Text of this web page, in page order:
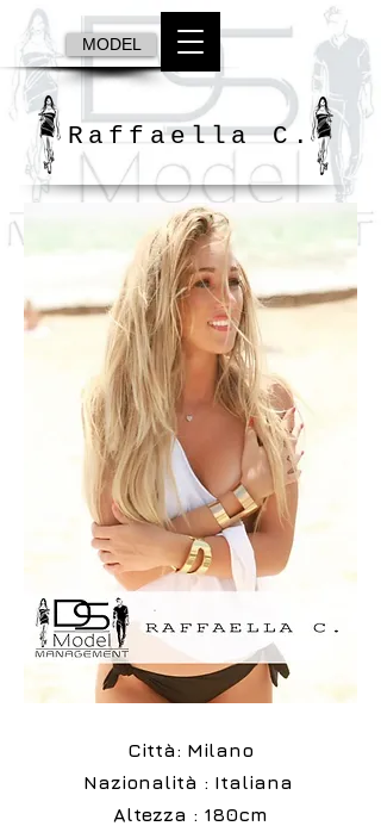
MODEL
Raffaella C.
Città: Milano
Nazionalità : Italiana
Altezza : 180cm